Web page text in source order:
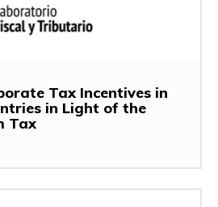
Tax Incentives in
in Light of the
Tax